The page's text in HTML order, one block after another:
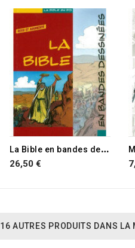
L
a Bible en bandes dessinées
26,50 €
16 AUTRES PRODUITS DANS LA